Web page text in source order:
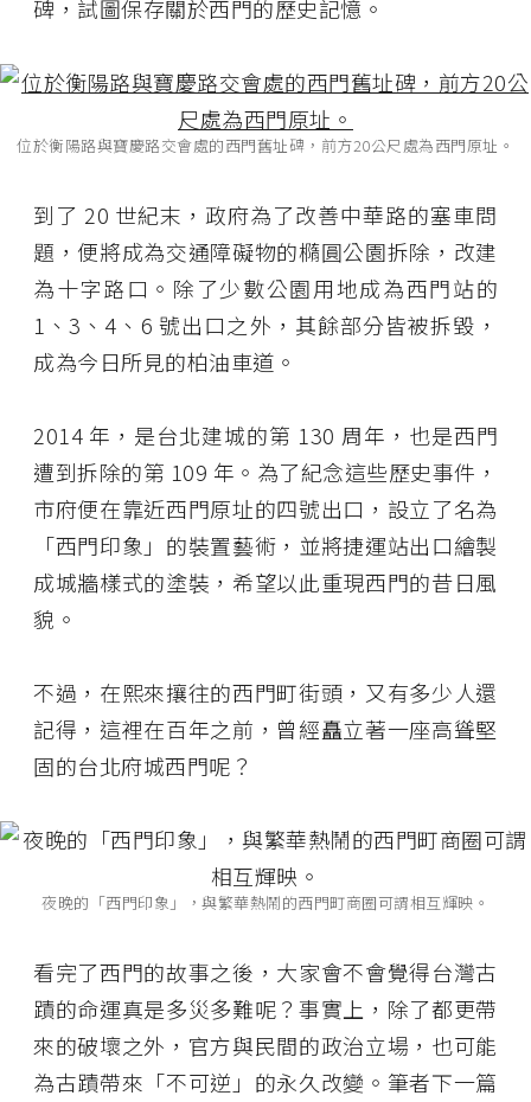
碑，試圖保存關於西門的歷史記憶。
位於衡陽路與寶慶路交會處的西門舊址碑，前方20公尺處為西門原址。
到了 20 世紀末，政府為了改善中華路的塞車問
題，便將成為交通障礙物的橢圓公園拆除，改建
為十字路口。除了少數公園用地成為西門站的
1、3、4、6 號出口之外，其餘部分皆被拆毀，
成為今日所見的柏油車道。
2014 年，是台北建城的第 130 周年，也是西門
遭到拆除的第 109 年。為了紀念這些歷史事件，
市府便在靠近西門原址的四號出口，設立了名為
「西門印象」的裝置藝術，並將捷運站出口繪製
成城牆樣式的塗裝，希望以此重現西門的昔日風
貌。
不過，在熙來攘往的西門町街頭，又有多少人還
記得，這裡在百年之前，曾經矗立著一座高聳堅
固的台北府城西門呢？
夜晚的「西門印象」，與繁華熱鬧的西門町商圈可謂相互輝映。
看完了西門的故事之後，大家會不會覺得台灣古
蹟的命運真是多災多難呢？事實上，除了都更帶
來的破壞之外，官方與民間的政治立場，也可能
為古蹟帶來「不可逆」的永久改變。筆者下一篇